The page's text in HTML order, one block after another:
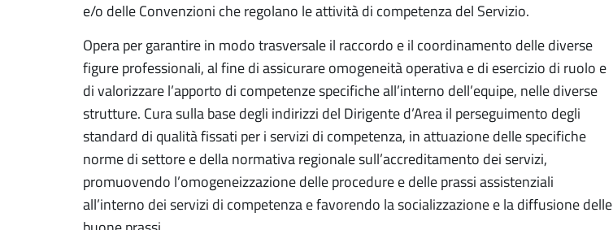
e/o delle Convenzioni che regolano le attività di competenza del Servizio.
Opera per garantire in modo trasversale il raccordo e il coordinamento delle diverse
figure professionali, al fine di assicurare omogeneità operativa e di esercizio di ruolo e
di valorizzare l’apporto di competenze specifiche all’interno dell’equipe, nelle diverse
strutture. Cura sulla base degli indirizzi del Dirigente d’Area il perseguimento degli
standard di qualità fissati per i servizi di competenza, in attuazione delle specifiche
norme di settore e della normativa regionale sull’accreditamento dei servizi,
promuovendo l’omogeneizzazione delle procedure e delle prassi assistenziali
all’interno dei servizi di competenza e favorendo la socializzazione e la diffusione delle